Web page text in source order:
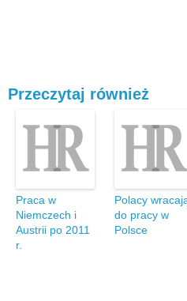
Przeczytaj również
Praca w
Niemczech i
Austrii po 2011
r.
Polacy
do pracy w
Polsce